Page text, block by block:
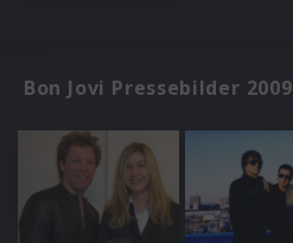
Bon Jovi Pressebilder 2009